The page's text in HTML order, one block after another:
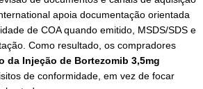
apoia documentação orientada
de COA quando emitido, MSDS/SDS e
Como resultado, os compradores
da Injeção de Bortezomib 3,5mg
de conformidade, em vez de focar